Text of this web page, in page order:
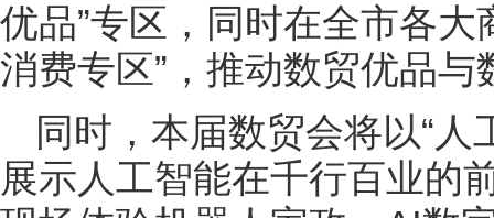
优品”专区，同时在全市各
消费专区”，推动数贸优品
同时，本届数贸会将以“
展示人工智能在千行百业的